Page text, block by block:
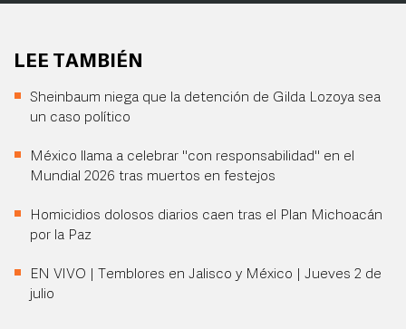
LEE TAMBIÉN
Sheinbaum niega que la detención de Gilda Lozoya sea
un caso político
México llama a celebrar "con responsabilidad" en el
Mundial 2026 tras muertos en festejos
Homicidios dolosos diarios caen tras el Plan Michoacán
por la Paz
EN VIVO | Temblores en Jalisco y México | Jueves 2 de
julio